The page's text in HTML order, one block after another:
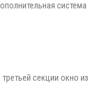
система
секции окно из